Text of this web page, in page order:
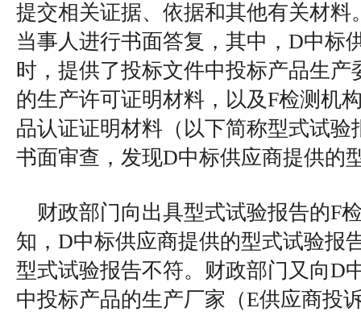
提交相关证据、依据和其他有关材料
当事人进行书面答复，其中，D中标
时，提供了投标文件中投标产品生产
的生产许可证明材料，以及F检测机
品认证证明材料（以下简称型式试验
书面审查，发现D中标供应商提供的
财政部门向出具型式试验报告的F
知，D中标供应商提供的型式试验报
型式试验报告不符。财政部门又向D
中投标产品的生产厂家（E供应商投